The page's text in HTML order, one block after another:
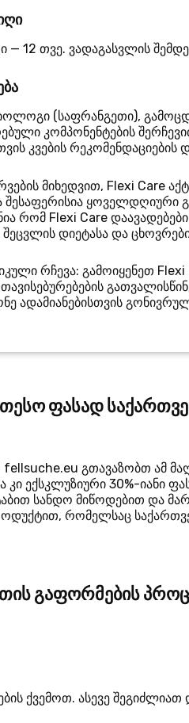
— 12 თვე. ვადაგასვლის
(საფრანგეთი),
კომპონენტების
კვების რეკომენდაციების
მიხედვით, Flexi Care
შესაფერისია ყოველდღიური
რომ Flexi Care
დიეტასა და
რჩევა: გამოიყენეთ
ადამიანებისთვის
ფასად
გთავაზობთ ამ
ექსკლუზიური 30%-იანი
სანდო მიწოდებით და
რომელსაც
გაფორმების
ქვემოთ. ასევე